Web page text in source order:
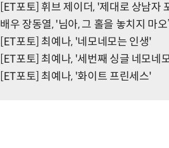
[ET포토] 휘브 제이더, '제대로 상남자
배우 장동열, '님아, 그 홀을 놓치지 마
[ET포토] 최예나, '네모네모는 인생'
[ET포토] 최예나, '세번째 싱글 네모네
[ET포토] 최예나, '화이트 프린세스'